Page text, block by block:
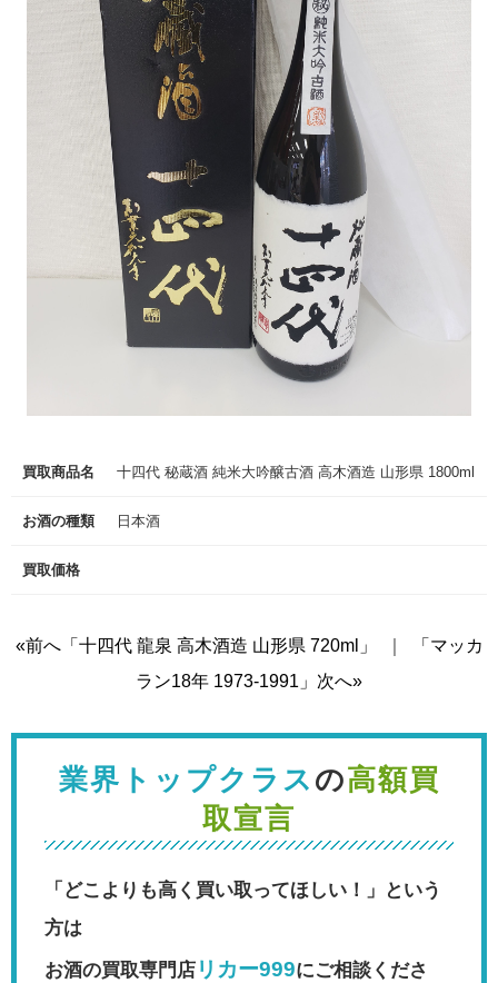
買取商品名 十四代 秘蔵酒 純米大吟醸古酒 高木酒造 山形県 1800ml
お酒の種類 日本酒
買取価格
«前へ「十四代 龍泉 高木酒造 山形県 720ml」
「マッカ
ラン18年 1973-1991」次へ»
業界トップクラス の高額買
取宣言
「どこよりも高く買い取ってほしい！」という
方は
お酒の買取専門店 リカー999にご相談くださ